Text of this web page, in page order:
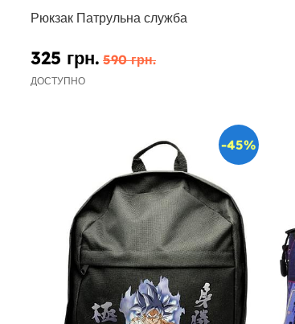
Рюкзак Патрульна служба
325 грн. 590 грн.
ДОСТУПНО
-45%